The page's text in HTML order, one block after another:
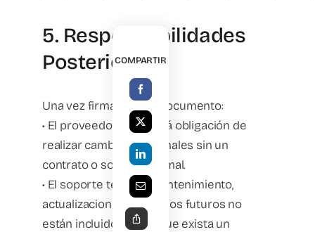
5. Responsabilidades
Posteriores
Una vez firmado este documento:
• El proveedor no tendrá obligación de
realizar cambios adicionales sin un
contrato o solicitud formal.
• El soporte técnico, mantenimiento,
actualizaciones o cambios futuros no
están incluidos, salvo que exista un
COMPARTIR